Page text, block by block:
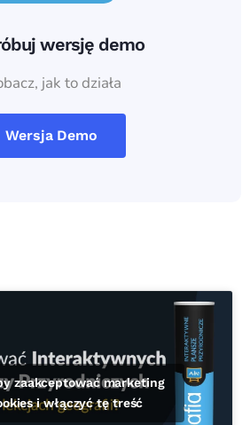
wersję demo
jak to działa
Wersja Demo
zaakceptować marketing
i włączyć tę treść